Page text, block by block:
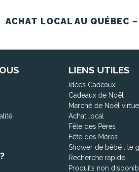
ACHAT LOCAL AU QUÉBEC
LIENS UTILES
Idées Cadeaux
Cadeaux de Noël
Marché de Noël virtuel
Achat local
Fête des Pères
Fête des Mères
Shower de bébé : le
Recherche rapide
Produits non